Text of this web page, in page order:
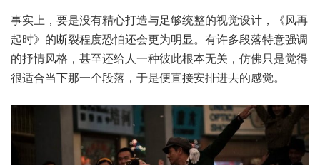
事实上，要是没有精心打造与足够统整的视觉设计，《风再
起时》的断裂程度恐怕还会更为明显。有许多段落特意强调
的抒情风格，甚至还给人一种彼此根本无关，仿佛只是觉得
很适合当下那一个段落，于是便直接安排进去的感觉。